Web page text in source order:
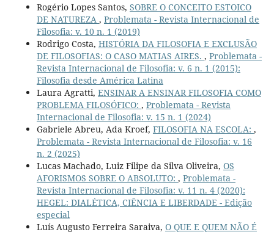
Rogério Lopes Santos, SOBRE O CONCEITO ESTOICO
DE NATUREZA , Problemata - Revista Internacional de
Filosofia: v. 10 n. 1 (2019)
Rodrigo Costa, HISTÓRIA DA FILOSOFIA E EXCLUSÃO
DE FILOSOFIAS: O CASO MATIAS AIRES. , Problemata -
Revista Internacional de Filosofia: v. 6 n. 1 (2015):
Filosofia desde América Latina
Laura Agratti, ENSINAR A ENSINAR FILOSOFIA COMO
PROBLEMA FILOSÓFICO: , Problemata - Revista
Internacional de Filosofia: v. 15 n. 1 (2024)
Gabriele Abreu, Ada Kroef, FILOSOFIA NA ESCOLA: ,
Problemata - Revista Internacional de Filosofia: v. 16
n. 2 (2025)
Lucas Machado, Luiz Filipe da Silva Oliveira, OS
AFORISMOS SOBRE O ABSOLUTO: , Problemata -
Revista Internacional de Filosofia: v. 11 n. 4 (2020):
HEGEL: DIALÉTICA, CIÊNCIA E LIBERDADE - Edição
especial
Luís Augusto Ferreira Saraiva, O QUE E QUEM NÃO É